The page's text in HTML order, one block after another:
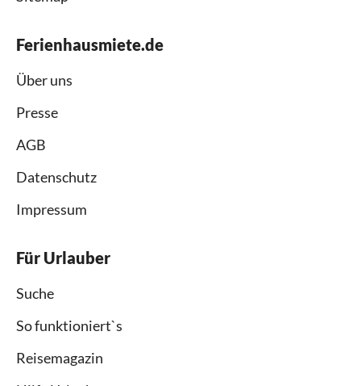
Ferienhausmiete.de
Über uns
Presse
AGB
Datenschutz
Impressum
Für Urlauber
Suche
So funktioniert`s
Reisemagazin